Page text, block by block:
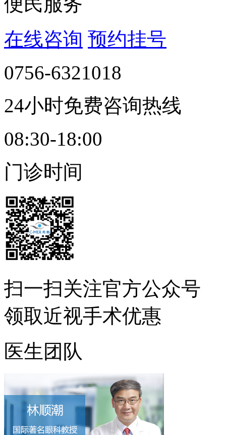
在线咨询 预约挂号
0756-6321018
24小时免费咨询热线
08:30-18:00
门诊时间
扫一扫关注官方公众号
领取近视手术优惠
医生团队